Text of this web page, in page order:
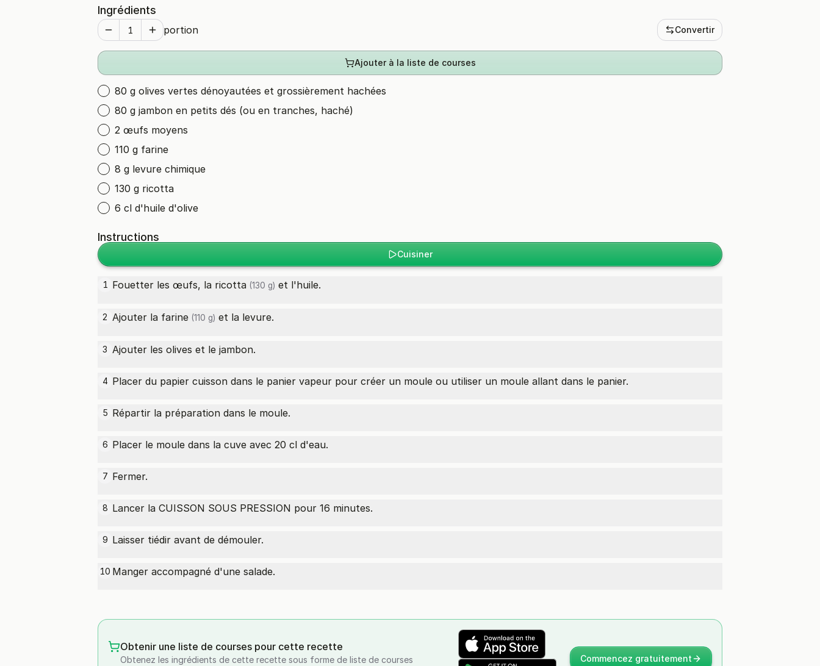
Ingrédients
portion Convertir
Ajouter à la liste de courses
80 g olives vertes dénoyautées et grossièrement hachées
80 g jambon en petits dés (ou en tranches, haché)
2 œufs moyens
110 g farine
8 g levure chimique
130 g ricotta
6 cl d'huile d'olive
Instructions
Cuisiner
1 Fouetter les œufs, la ricotta (130 g) et l'huile.
2 Ajouter la farine (110 g) et la levure.
3 Ajouter les olives et le jambon.
4 Placer du papier cuisson dans le panier vapeur pour créer un moule ou utiliser un moule allant dans le panier.
5 Répartir la préparation dans le moule.
6 Placer le moule dans la cuve avec 20 cl d'eau.
7 Fermer.
8 Lancer la CUISSON SOUS PRESSION pour 16 minutes.
9 Laisser tiédir avant de démouler.
10 Manger accompagné d'une salade.
Obtenir une liste de courses pour cette recette
Obtenez les ingrédients de cette recette sous forme de liste de courses
Commencez gratuitement